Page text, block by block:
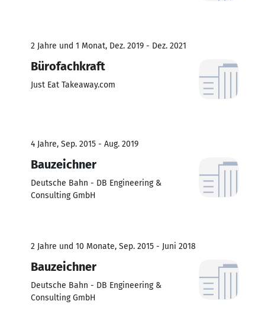
2 Jahre und 1 Monat, Dez. 2019 - Dez. 2021
Bürofachkraft
Just Eat Takeaway.com
4 Jahre, Sep. 2015 - Aug. 2019
Bauzeichner
Deutsche Bahn - DB Engineering &
Consulting GmbH
2 Jahre und 10 Monate, Sep. 2015 - Juni 2018
Bauzeichner
Deutsche Bahn - DB Engineering &
Consulting GmbH